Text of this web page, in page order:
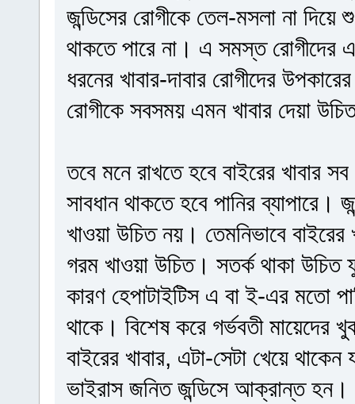
জন্ডিসের রোগীকে তেল-মসলা না দিয়ে
থাকতে পারে না। এ সমস্ত রোগীদের
ধরনের খাবার-দাবার রোগীদের
রোগীকে সবসময় এমন খাবার দেয়া
তবে মনে রাখতে হবে বাইরের খাবার
সাবধান থাকতে হবে পানির ব্যাপারে।
খাওয়া উচিত নয়। তেমনিভাবে
গরম খাওয়া উচিত। সতর্ক থাকা উচিত
কারণ হেপাটাইটিস এ বা ই-এর মতো
থাকে। বিশেষ করে গর্ভবতী মায়েদের
বাইরের খাবার, এটা-সেটা খেয়ে
ভাইরাস জনিত জন্ডিসে আক্রান্ত হন।